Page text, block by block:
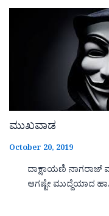
ಮುಖವಾಡ
October 20, 2019
ದಾಕ್ಷಾಯಣಿ ನಾಗರಾಜ್
ಆಗಷ್ಟೇ ಮುದ್ದೆಯಾದ